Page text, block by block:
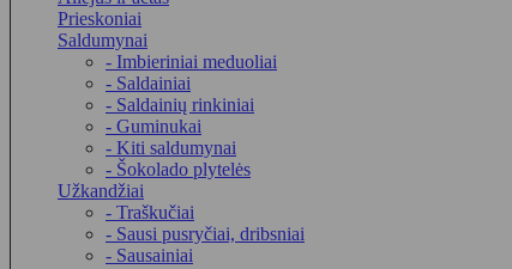
Prieskoniai
Saldumynai
- Imbieriniai meduoliai
- Saldainiai
- Saldainių rinkiniai
- Guminukai
- Kiti saldumynai
- Šokolado plytelės
Užkandžiai
- Traškučiai
- Sausi pusryčiai, dribsniai
- Sausainiai